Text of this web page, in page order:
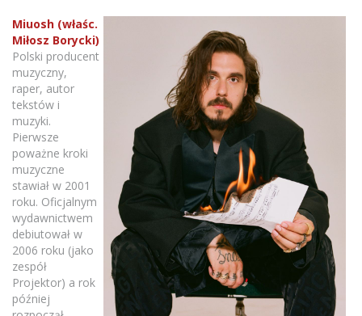
Miuosh (właśc.
Miłosz Borycki)
Polski producent
muzyczny,
raper, autor
tekstów i
muzyki.
Pierwsze
poważne kroki
muzyczne
stawiał w 2001
roku. Oficjalnym
wydawnictwem
debiutował w
2006 roku (jako
zespół
Projektor) a rok
później